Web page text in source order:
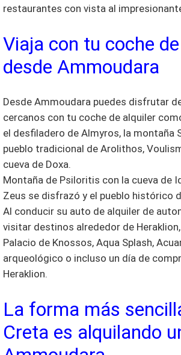
restaurantes con vista al
Viaja con tu coche
desde Ammoudara
Desde Ammoudara puedes disfrutar
cercanos con tu coche de alquiler
el desfiladero de Almyros, la montaña
pueblo tradicional de Arolithos,
cueva de Doxa.
Montaña de Psiloritis con la cueva de
Zeus se disfrazó y el pueblo histórico
Al conducir su auto de alquiler de
visitar destinos alrededor de
Palacio de Knossos, Aqua Splash,
arqueológico o incluso un día de
Heraklion.
La forma más
Creta es alquilando